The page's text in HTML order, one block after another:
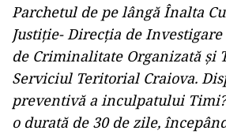
Parchetul de pe lângă Înalta
Justiţie- Direcţia de
de Criminalitate Organizată şi
Serviciul Teritorial Craiova.
preventivă a inculpatului
o durată de 30 de zile,